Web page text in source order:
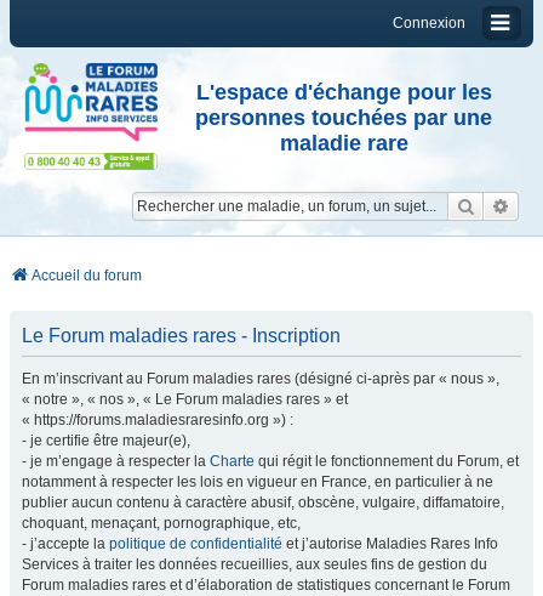
Connexion
L'espace d'échange pour les
personnes touchées par une
maladie rare
Accueil du forum
Le Forum maladies rares - Inscription
En m’inscrivant au Forum maladies rares (désigné ci-après par « nous »,
« notre », « nos », « Le Forum maladies rares » et
« https://forums.maladiesraresinfo.org ») :
- je certifie être majeur(e),
- je m’engage à respecter la Charte qui régit le fonctionnement du Forum, et
notamment à respecter les lois en vigueur en France, en particulier à ne
publier aucun contenu à caractère abusif, obscène, vulgaire, diffamatoire,
choquant, menaçant, pornographique, etc,
- j’accepte la politique de confidentialité et j’autorise Maladies Rares Info
Services à traiter les données recueillies, aux seules fins de gestion du
Forum maladies rares et d’élaboration de statistiques concernant le Forum